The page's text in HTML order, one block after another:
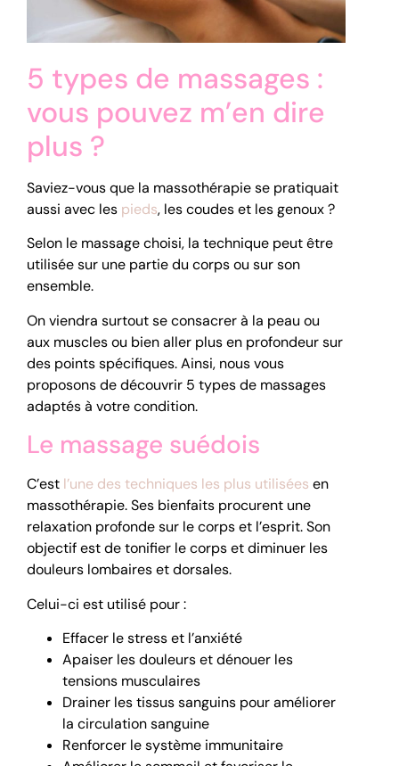
5 types de massages :
vous pouvez m’en dire
plus ?
Saviez-vous que la massothérapie se pratiquait
aussi avec les pieds, les coudes et les genoux ?
Selon le massage choisi, la technique peut être
utilisée sur une partie du corps ou sur son
ensemble.
On viendra surtout se consacrer à la peau ou
aux muscles ou bien aller plus en profondeur sur
des points spécifiques. Ainsi, nous vous
proposons de découvrir 5 types de massages
adaptés à votre condition.
Le massage suédois
C’est l’une des techniques les plus utilisées en
massothérapie. Ses bienfaits procurent une
relaxation profonde sur le corps et l’esprit. Son
objectif est de tonifier le corps et diminuer les
douleurs lombaires et dorsales.
Celui-ci est utilisé pour :
Effacer le stress et l’anxiété
Apaiser les douleurs et dénouer les
tensions musculaires
Drainer les tissus sanguins pour améliorer
la circulation sanguine
Renforcer le système immunitaire